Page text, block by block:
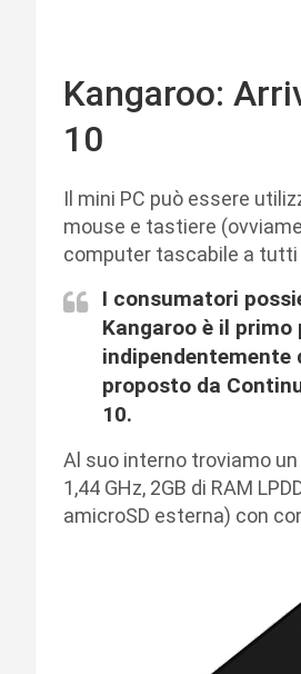
Kangaroo:
10
Il mini PC può essere
mouse e tastiere
computer tascabile a
I consumatori
Kangaroo è il
proposto da
10.
Al suo interno troviamo
1,44 GHz, 2GB di RAM
amicroSD esterna) con